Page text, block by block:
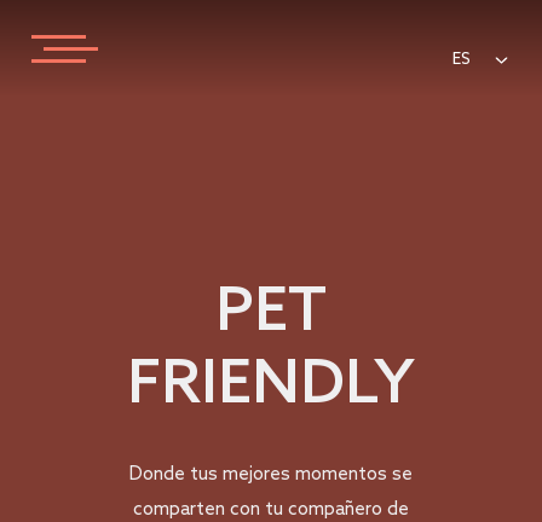
ES
PET
FRIENDLY
Donde tus mejores momentos se
comparten con tu compañero de